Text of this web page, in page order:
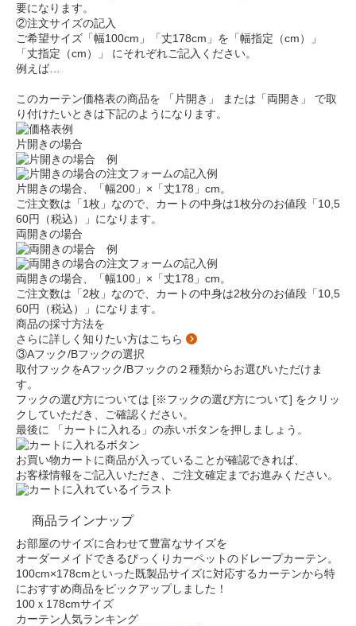
要になります。
②注文サイズの記入
ご希望サイズ「幅100cm」「丈178cm」を 「幅指定（cm）」
「丈指定（cm）」
にそれぞれご記入ください。
例えば…
このカーテン価格表の商品を 「片開き」 または 「両開き」
で取
り付けたいときは下記のようになります。
片開きの場合
片開きの場合、「幅200」×「丈178」cm。
ご注文数は「1枚」なので、カートの中身は1枚分のお値段「10,5
60円（税込）」 になります。
両開きの場合
両開きの場合、「幅100」×「丈178」cm。
ご注文数は「2枚」なので、カートの中身は2枚分のお値段「10,5
60円（税込）」 になります。
商品の採寸方法を
さらに詳しく知りたい方はこちら
③Aフック/Bフックの選択
取付フックをAフック/Bフックの２種類からお選びいただけま
す。
フックの選び方については [※フックの選び方について] をクリッ
クしていただき、ご確認ください。
最後に
「カートに入れる」 の赤いボタンを押しましょう。
お買い物カートに商品が入っていることが確認できれば、
お客様情報をご記入いただき、ご注文確定までお進みください。
商品ラインナップ
お部屋のサイズに合わせて豊富なサイズを
オーダーメイドできるびっくりカーペットのドレープカーテン。
100cm×178cmといった 既製品サイズに対応するカーテンから特
におすすめ商品をピックアップしました！
100ｘ178cmサイズ
カーテン人気ランキング